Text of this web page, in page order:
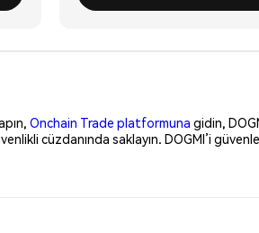
Onchain Trade platformuna gidin,
cüzdanında saklayın. DOGMI’i